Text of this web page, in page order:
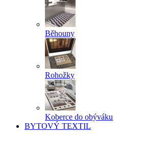
Běhouny
Rohožky
Koberce do obýváku
BYTOVÝ TEXTIL